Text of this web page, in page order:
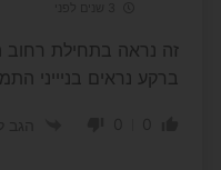
זה נראה בתחילת רחוב
ברקע נראים בניייני